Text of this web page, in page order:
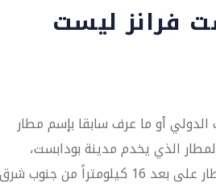
فرانز ليست
أو ما عرف سابقا بإسم مطار
الذي يخدم مدينة بودابست،
عاصمة هنغاريا. ويقع المطار على بعد 16 كيلومتراً من جنوب شرق